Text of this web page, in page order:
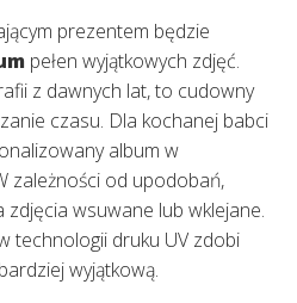
prezentem będzie
pełen wyjątkowych zdjęć.
z dawnych lat, to cudowny
czasu. Dla kochanej babci
album w
zależności od upodobań,
wsuwane lub wklejane.
technologii druku UV zdobi
wyjątkową.